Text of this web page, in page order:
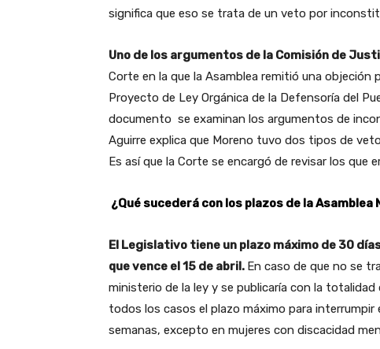
significa que eso se trata de un veto por
Uno de los argumentos de la Comisión de
Corte en la que la Asamblea remitió una objeción
Proyecto de Ley Orgánica de la Defensoría del
documento se examinan los argumentos de
Aguirre explica que Moreno tuvo dos tipos de
Es así que la Corte se encargó de revisar los que
¿Qué sucederá con los plazos de la Asamblea
El Legislativo tiene un plazo máximo de 30
que vence el 15 de abril. En caso de que no se
ministerio de la ley y se publicaría con la
todos los casos el plazo máximo para interrumpir
semanas, excepto en mujeres con discacidad